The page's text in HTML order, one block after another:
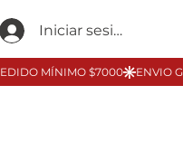
Iniciar sesión